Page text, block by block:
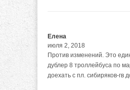
Елена
июля 2, 2018
Против изменений. Это
дублер 8 троллейбуса по
доехать с пл. сибиряков-гв